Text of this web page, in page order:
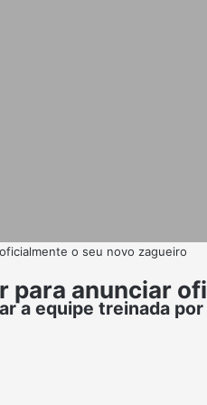
o seu novo zagueiro
para anunciar
a equipe treinada